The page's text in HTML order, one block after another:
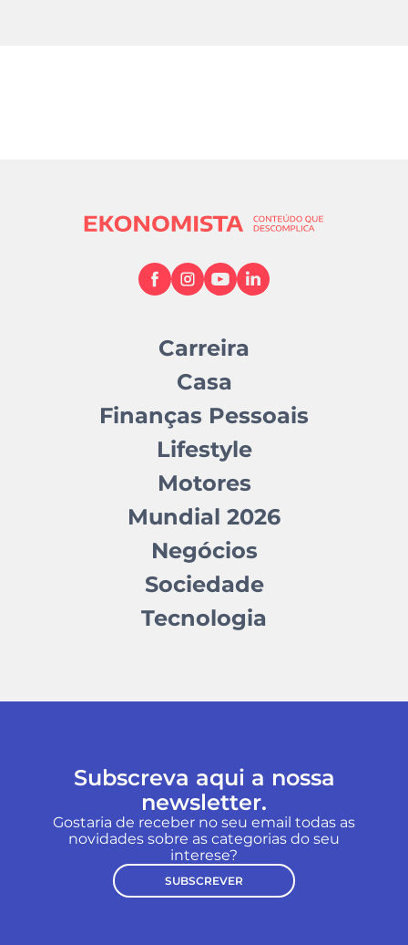
Carreira
Casa
Finanças Pessoais
Lifestyle
Motores
Mundial 2026
Negócios
Sociedade
Tecnologia
Subscreva aqui a nossa
newsletter.
Gostaria de receber no seu email todas as
novidades sobre as categorias do seu
interese?
SUBSCREVER